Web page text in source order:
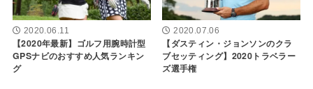
2020.06.11
【2020年最新】ゴルフ用腕時計型
GPSナビのおすすめ人気ランキン
グ
2020.07.06
【ダスティン・ジョンソンのクラ
ブセッティング】2020トラベラー
ズ選手権